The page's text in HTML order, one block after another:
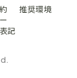
推奨環境
記